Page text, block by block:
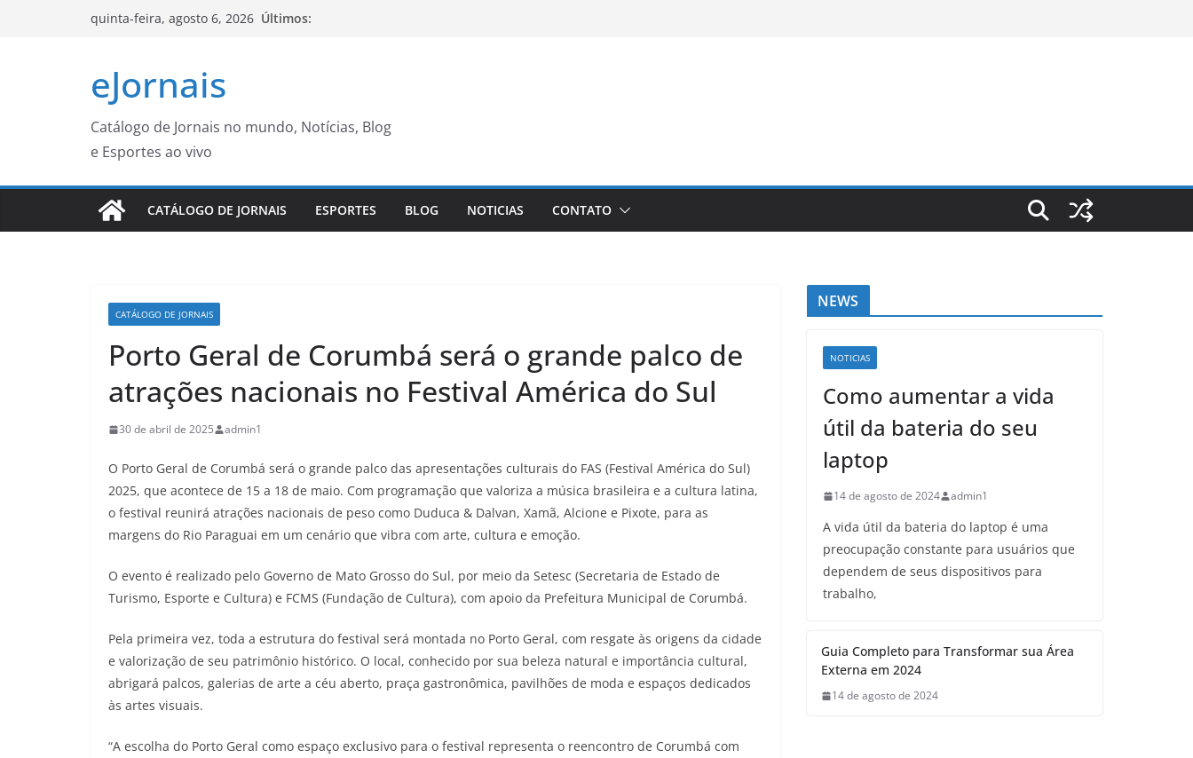
quinta-feira, agosto 6, 2026 Últimos:
eJornais
Catálogo de Jornais no mundo, Notícias, Blog
e Esportes ao vivo
CATÁLOGO DE JORNAIS ESPORTES BLOG NOTICIAS CONTATO
CATÁLOGO DE JORNAIS
Porto Geral de Corumbá será o grande palco de
atrações nacionais no Festival América do Sul
30 de abril de 2025 admin1
O Porto Geral de Corumbá será o grande palco das apresentações culturais do FAS (Festival América do Sul)
2025, que acontece de 15 a 18 de maio. Com programação que valoriza a música brasileira e a cultura latina,
o festival reunirá atrações nacionais de peso como Duduca & Dalvan, Xamã, Alcione e Pixote, para as
margens do Rio Paraguai em um cenário que vibra com arte, cultura e emoção.
O evento é realizado pelo Governo de Mato Grosso do Sul, por meio da Setesc (Secretaria de Estado de
Turismo, Esporte e Cultura) e FCMS (Fundação de Cultura), com apoio da Prefeitura Municipal de Corumbá.
Pela primeira vez, toda a estrutura do festival será montada no Porto Geral, com resgate às origens da cidade
e valorização de seu patrimônio histórico. O local, conhecido por sua beleza natural e importância cultural,
abrigará palcos, galerias de arte a céu aberto, praça gastronômica, pavilhões de moda e espaços dedicados
às artes visuais.
“A escolha do Porto Geral como espaço exclusivo para o festival representa o reencontro de Corumbá com
NEWS
NOTICIAS
Como aumentar a vida
útil da bateria do seu
laptop
14 de agosto de 2024 admin1
A vida útil da bateria do laptop é uma
preocupação constante para usuários que
dependem de seus dispositivos para
trabalho,
Guia Completo para Transformar sua Área
Externa em 2024
14 de agosto de 2024